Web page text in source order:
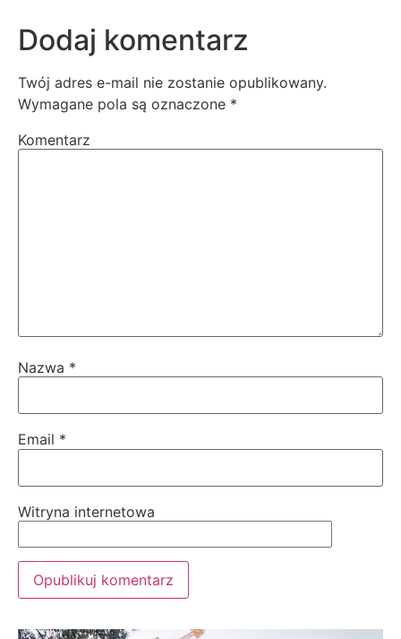
Dodaj komentarz
Twój adres e-mail nie zostanie opublikowany.
Wymagane pola są oznaczone *
Komentarz
Nazwa *
Email *
Witryna internetowa